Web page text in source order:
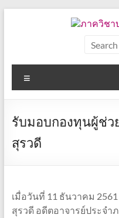
วิชา
บรรณารัก
อักษร
ศาสตร์
จุฬาลงกรณ์
รับมอบกองทุนผู้ช่ว
สุรวดี
เมื่อวันที่ 11 ธันวาคม
สุรวดี อดีตอาจารย์ประจ